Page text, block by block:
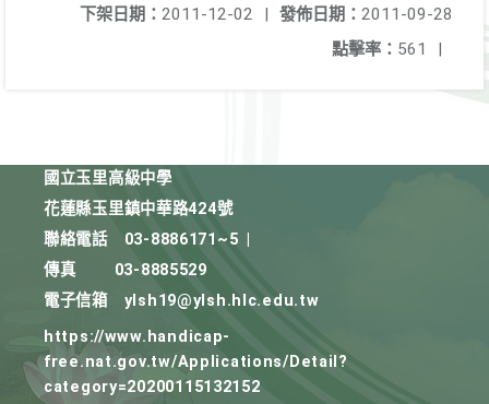
發佈日期： 2011-09-28
下架日期： 2011-12-02
|
點擊率： 561 |
國立玉里高級中學
花蓮縣玉里鎮中華路424號
聯絡電話
03-8886171~5
傳真
03-8885529
電子信箱
ylsh19@ylsh.hlc.edu.tw
https://www.handicap-
free.nat.gov.tw/Applications/Detail?
category=20200115132152